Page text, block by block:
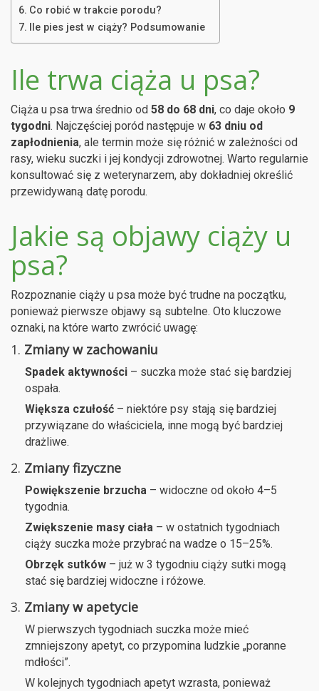
Co robić w trakcie porodu?
Ile pies jest w ciąży? Podsumowanie
Ile trwa ciąża u psa?
Ciąża u psa trwa średnio od 58 do 68 dni, co daje około 9
tygodni. Najczęściej poród następuje w 63 dniu od
zapłodnienia, ale termin może się różnić w zależności od
rasy, wieku suczki i jej kondycji zdrowotnej. Warto regularnie
konsultować się z weterynarzem, aby dokładniej określić
przewidywaną datę porodu.
Jakie są objawy ciąży u
psa?
Rozpoznanie ciąży u psa może być trudne na początku,
ponieważ pierwsze objawy są subtelne. Oto kluczowe
oznaki, na które warto zwrócić uwagę:
1. Zmiany w zachowaniu
Spadek aktywności – suczka może stać się bardziej
ospała.
Większa czułość – niektóre psy stają się bardziej
przywiązane do właściciela, inne mogą być bardziej
drażliwe.
2. Zmiany fizyczne
Powiększenie brzucha – widoczne od około 4–5
tygodnia.
Zwiększenie masy ciała – w ostatnich tygodniach
ciąży suczka może przybrać na wadze o 15–25%.
Obrzęk sutków – już w 3 tygodniu ciąży sutki mogą
stać się bardziej widoczne i różowe.
3. Zmiany w apetycie
W pierwszych tygodniach suczka może mieć
zmniejszony apetyt, co przypomina ludzkie „poranne
mdłości”.
W kolejnych tygodniach apetyt wzrasta, ponieważ